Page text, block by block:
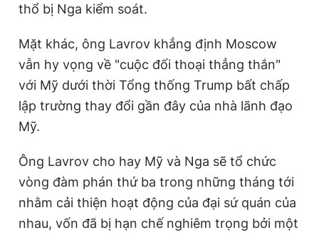
thổ bị Nga kiểm soát.
Mặt khác, ông Lavrov khẳng định Moscow
vẫn hy vọng về "cuộc đối thoại thẳng thắn"
với Mỹ dưới thời Tổng thống Trump bất chấp
lập trường thay đổi gần đây của nhà lãnh đạo
Mỹ.
Ông Lavrov cho hay Mỹ và Nga sẽ tổ chức
vòng đàm phán thứ ba trong những tháng tới
nhằm cải thiện hoạt động của đại sứ quán của
nhau, vốn đã bị hạn chế nghiêm trọng bởi một